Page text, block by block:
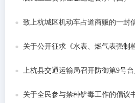
致上杭城区机动车占道商贩的一封
关于公开征求《水表、燃气表强制
上杭县交通运输局召开防御第9号
关于全民参与禁种铲毒工作的倡议